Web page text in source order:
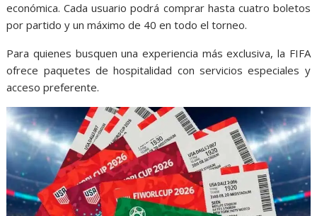
económica. Cada usuario podrá comprar hasta cuatro boletos
por partido y un máximo de 40 en todo el torneo.
Para quienes busquen una experiencia más exclusiva, la FIFA
ofrece paquetes de hospitalidad con servicios especiales y
acceso preferente.